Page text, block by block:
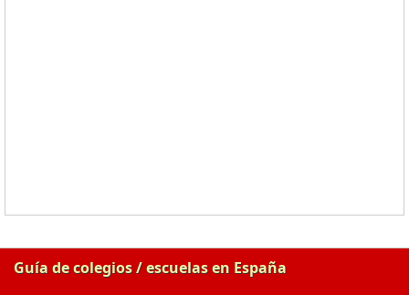
Guía de colegios / escuelas en España